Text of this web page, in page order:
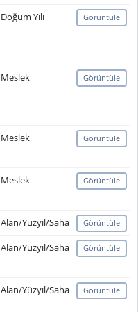
Doğum Yılı Görüntüle
Meslek Görüntüle
Meslek Görüntüle
Meslek Görüntüle
Alan/Yüzyıl/Saha Görüntüle
Alan/Yüzyıl/Saha Görüntüle
Alan/Yüzyıl/Saha Görüntüle